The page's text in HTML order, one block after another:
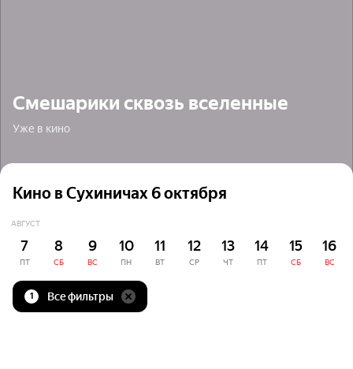
Смешарики сквозь вселенные
Уже в кино
Кино в Сухиничах 6 октября
АВГУСТ
7
ПТ
8
СБ
9
ВС
10
ПН
11
ВТ
12
СР
13
ЧТ
14
ПТ
15
СБ
16
ВС
1 Все фильтры